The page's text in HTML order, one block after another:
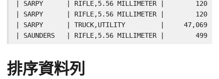
| SARPY      | RIFLE,5.56 MILLIMETER |        120 |
| SARPY      | RIFLE,5.56 MILLIMETER |        120 |
| SARPY      | TRUCK,UTILITY         |     47,069 |
| SAUNDERS   | RIFLE,5.56 MILLIMETER |        499 |
排序資料列